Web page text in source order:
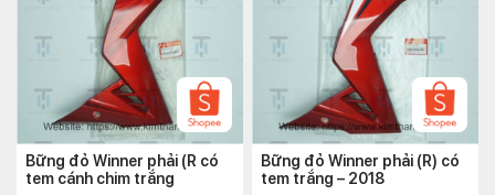
Bững đỏ Winner phải (R có
tem cánh chim trắng
Bững đỏ Winner phải (R) có
tem trắng – 2018